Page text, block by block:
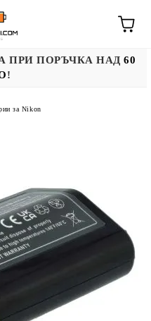
ПРИ ПОРЪЧКА НАД60
!
за Nikon